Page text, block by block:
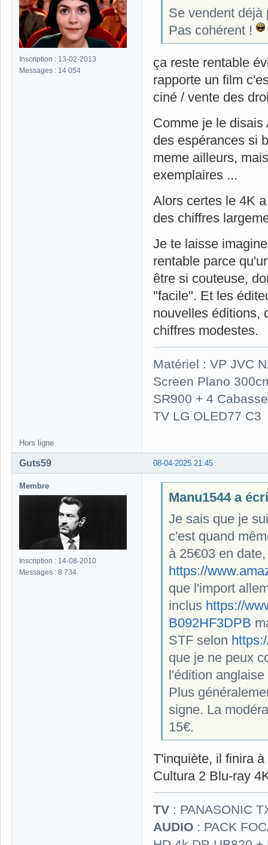
Inscription : 13-02-2013
Messages : 14 054
Se vendent déjà
Pas cohérent !
ça reste rentable
rapporte un film
ciné / vente des
Comme je le
des espérances si
meme ailleurs,
exemplaires ...
Alors certes le 4K
des chiffres
Je te laisse
rentable parce
être si couteuse,
"facile". Et les
nouvelles éditions,
chiffres modestes.
Matériel : VP JVC
Screen Plano
SR900 + 4
TV LG OLED77 C3
Hors ligne
08-04-2025 21:45
Guts59
Membre
Inscription : 14-08-2010
Messages : 8 734
Manu1544 a
Je sais que je
c'est quand
à 25€03 en
https://
que l'import
inclus https://
B092HF3DPB
STF selon
que je ne peux
l'édition
Plus
signe. La
15€.
T'inquiète, il finira
Cultura 2 Blu-ray
TV : PANASONIC
AUDIO : PACK